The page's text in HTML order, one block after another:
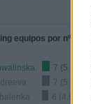
equipos por nº de
7 (5.43%)
7 (5.43%)
6 (4.65%)